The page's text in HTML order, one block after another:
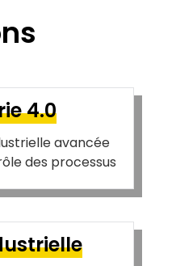
4.0
avancée
des processus